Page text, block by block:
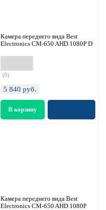
Камера переднего вида Best
Electronics CM-650 AHD 1080P D
(0)
5 840 руб.
Камера переднего вида Best
Electronics CM-650 AHD 1080P